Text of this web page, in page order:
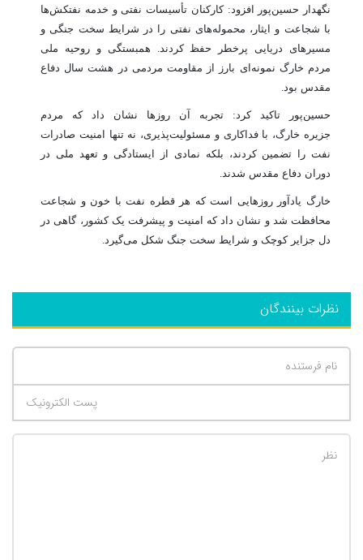
نگهدار حسین‌پور افزود: کارکنان تأسیسات نفتی و خدمه نفتکش‌ها
با شجاعت و ایثار، محموله‌های نفتی را در شرایط سخت جنگی و
مسیرهای دریایی پرخطر حفظ کردند. همبستگی و روحیه ملی
مردم خارگ نمونه‌ای بارز از مقاومت مردمی در هشت سال دفاع
مقدس بود.
حسین‌پور تاکید کرد: تجربه آن روزها نشان داد که مردم
جزیره خارگ، با فداکاری و مسئولیت‌پذیری، نه تنها امنیت صادرات
نفت را تضمین کردند، بلکه نمادی از ایستادگی و تعهد ملی در
دوران دفاع مقدس شدند.
خارگ یادآور روزهایی است که هر قطره نفت با خون و شجاعت
محافظت شد و نشان داد که امنیت و پیشرفت یک کشور، گاهی در
دل جزایر کوچک و شرایط سخت جنگ شکل می‌گیرد.
نظرات بینندگان